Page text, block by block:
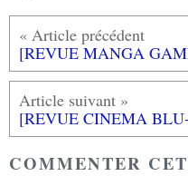
COMMENTER